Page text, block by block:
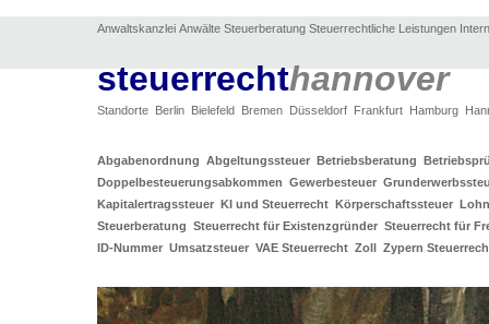
Anwaltskanzlei Anwälte Steuerberatung Steuerrechtliche Leistungen
steuerrechthannover
Standorte Berlin Bielefeld Bremen Düsseldorf Frankfurt Hamburg
Abgabenordnung Abgeltungssteuer Betriebsberatung
Doppelbesteuerungsabkommen Gewerbesteuer
Kapitalertragssteuer KI und Steuerrecht Körperschaftssteuer
Steuerberatung Steuerrecht für Existenzgründer Steuerrecht für
ID-Nummer Umsatzsteuer VAE Steuerrecht Zoll Zypern